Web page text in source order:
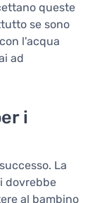
queste
se sono
l'acqua
ad
i
La
dovrebbe
al bambino